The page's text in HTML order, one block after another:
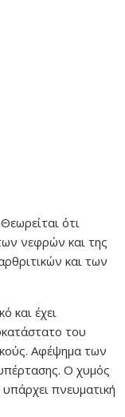
ότι
νεφρών και της
και των
και έχει
του
Αφέψημα των
Ο χυμός
πνευματική